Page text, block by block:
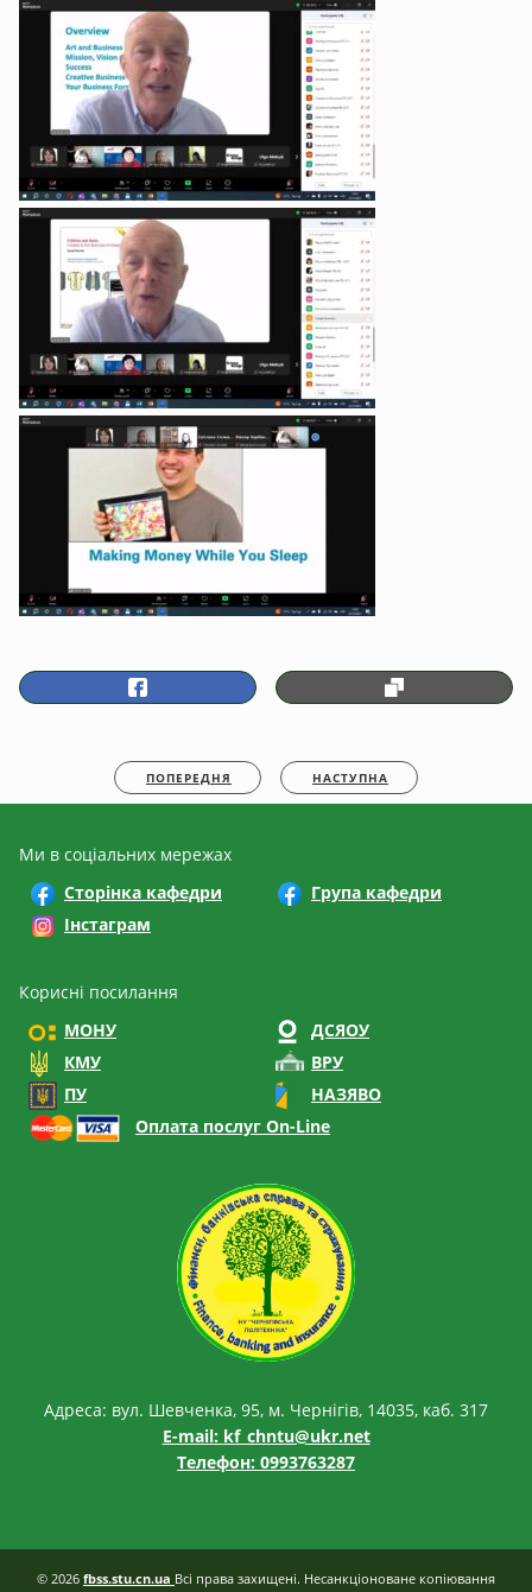
ПОПЕРЕДНЯ НАСТУПНА
Ми в соціальних мережах
Сторінка кафедри
Група кафедри
Інстаграм
Корисні посилання
МОНУ
ДСЯОУ
КМУ
ВРУ
ПУ
НАЗЯВО
Оплата послуг On-Line
Адреса: вул. Шевченка, 95, м. Чернігів, 14035, каб. 317
E-mail: kf_chntu@ukr.net
Телефон: 0993763287
© 2026 fbss.stu.cn.ua Всі права захищені. Несанкціоноване копіювання